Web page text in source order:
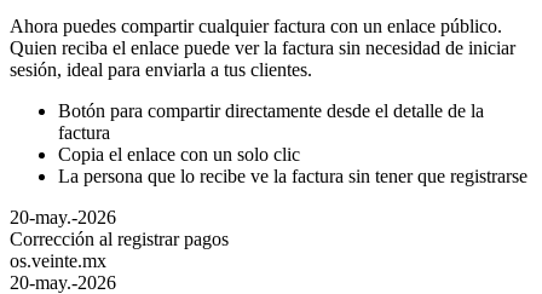
Ahora puedes compartir cualquier factura con un enlace público.
Quien reciba el enlace puede ver la factura sin necesidad de iniciar
sesión, ideal para enviarla a tus clientes.
Botón para compartir directamente desde el detalle de la
factura
Copia el enlace con un solo clic
La persona que lo recibe ve la factura sin tener que registrarse
20-may.-2026
Corrección al registrar pagos
os.veinte.mx
20-may.-2026